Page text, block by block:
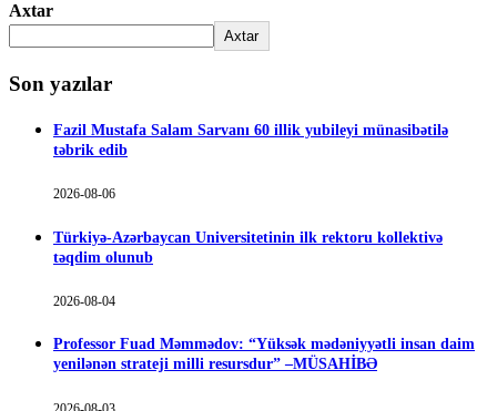
Axtar
Axtar
Son yazılar
Fazil Mustafa Salam Sarvanı 60 illik yubileyi münasibətilə
təbrik edib
2026-08-06
Türkiyə-Azərbaycan Universitetinin ilk rektoru kollektivə
təqdim olunub
2026-08-04
Professor Fuad Məmmədov: “Yüksək mədəniyyətli insan daim
yenilənən strateji milli resursdur” –MÜSAHİBƏ